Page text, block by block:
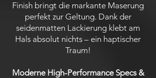
Finish bringt die markante Maserung
perfekt zur Geltung. Dank der
seidenmatten Lackierung klebt am
Hals absolut nichts – ein haptischer
Traum!
Moderne High-Performance Specs &